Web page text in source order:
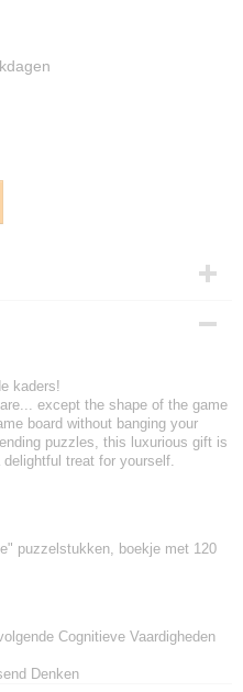
kaders!
except the shape of the game
board without banging your
puzzles, this luxurious gift is
treat for yourself.
puzzelstukken, boekje met 120
Cognitieve Vaardigheden
Denken